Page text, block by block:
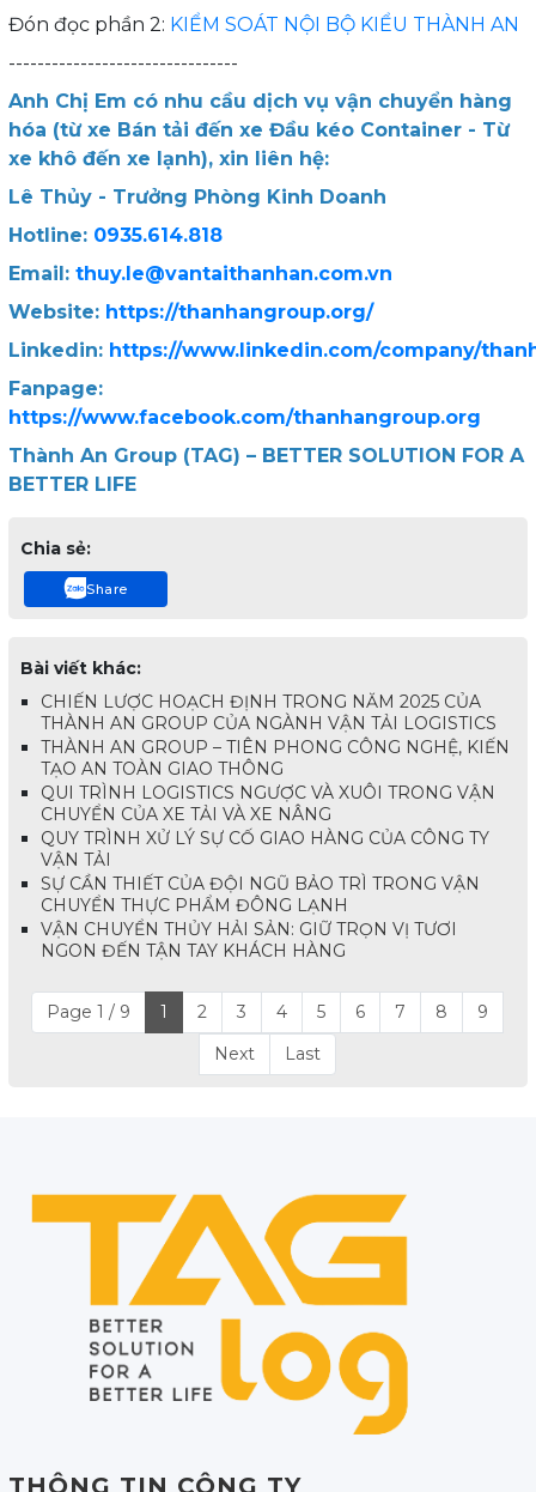
Đón đọc phần 2: KIỂM SOÁT NỘI BỘ KIỂU THÀNH AN
--------------------------------
Anh Chị Em có nhu cầu dịch vụ vận chuyển hàng
hóa (từ xe Bán tải đến xe Đầu kéo Container - Từ
xe khô đến xe lạnh), xin liên hệ:
Lê Thủy - Trưởng Phòng Kinh Doanh
Hotline: 0935.614.818
Email: thuy.le@vantaithanhan.com.vn
Website: https://thanhangroup.org/
Linkedin: https://www.linkedin.com/company/
Fanpage:
https://www.facebook.com/thanhangroup.org
Thành An Group (TAG) – BETTER SOLUTION FOR A
BETTER LIFE
Chia sẻ:
Share
Bài viết khác:
CHIẾN LƯỢC HOẠCH ĐỊNH TRONG NĂM 2025 CỦA
THÀNH AN GROUP CỦA NGÀNH VẬN TẢI LOGISTICS
THÀNH AN GROUP – TIÊN PHONG CÔNG NGHỆ, KIẾN
TẠO AN TOÀN GIAO THÔNG
QUI TRÌNH LOGISTICS NGƯỢC VÀ XUÔI TRONG VẬN
CHUYỂN CỦA XE TẢI VÀ XE NÂNG
QUY TRÌNH XỬ LÝ SỰ CỐ GIAO HÀNG CỦA CÔNG TY
VẬN TẢI
SỰ CẦN THIẾT CỦA ĐỘI NGŨ BẢO TRÌ TRONG VẬN
CHUYỂN THỰC PHẨM ĐÔNG LẠNH
VẬN CHUYỂN THỦY HẢI SẢN: GIỮ TRỌN VỊ TƯƠI
NGON ĐẾN TẬN TAY KHÁCH HÀNG
Page 1 / 9 1 2 3 4 5 6 7 8
9
Next
Last
THÔNG TIN CÔNG TY